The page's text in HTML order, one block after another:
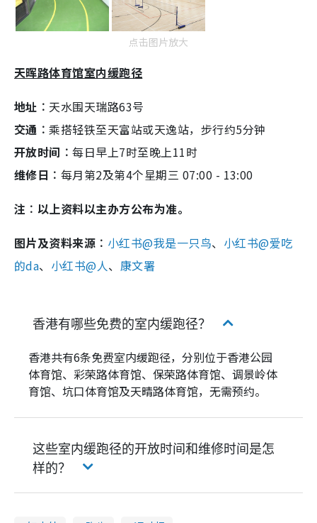
点击图片放大
天晖路体育馆室内缓跑径
地址︰ 天水围天瑞路63号
交通︰乘搭轻铁至天富站或天逸站，步行约5分钟
开放时间︰每日早上7时至晚上11时
维修日︰ 每月第2及第4个星期三 07:00 - 13:00
注︰以上资料以主办方公布为准。
图片及资料来源︰ 小红书@我是一只鸟、 小红书@爱吃
的da、 小红书@人、 康文署
香港有哪些免费的室内缓跑径？
香港共有6条免费室内缓跑径，分别位于香港公园
体育馆、彩荣路体育馆、保荣路体育馆、调景岭体
育馆、坑口体育馆及天晴路体育馆，无需预约。
这些室内缓跑径的开放时间和维修时间是怎
样的？